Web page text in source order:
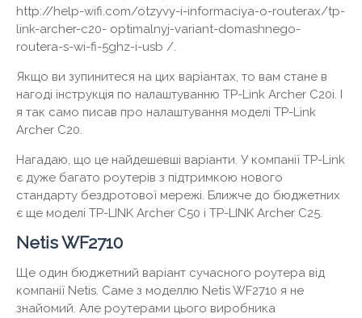
http://help-wifi.com/otzyvy-i-informaciya-o-routerax/tp-
link-archer-c20- optimalnyj-variant-domashnego-
routera-s-wi-fi-5ghz-i-usb /.
Якщо ви зупинитеся на цих варіантах, то вам стане в
нагоді інструкція по налаштуванню TP-Link Archer C20i. І
я так само писав про налаштування моделі TP-Link
Archer C20.
Нагадаю, що це найдешевші варіанти. У компанії TP-Link
є дуже багато роутерів з підтримкою нового
стандарту бездротової мережі. Ближче до бюджетних
є ще моделі TP-LINK Archer C50 і TP-LINK Archer C25.
Netis WF2710
Ще один бюджетний варіант сучасного роутера від
компанії Netis. Саме з моделлю Netis WF2710 я не
знайомий. Але роутерами цього виробника